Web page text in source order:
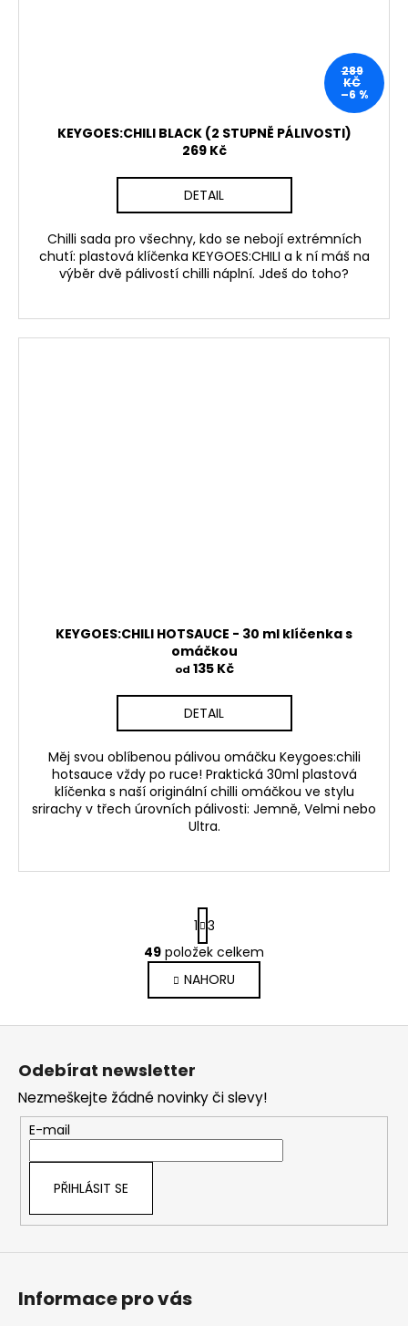
289
KČ
–6 %
KEYGOES:CHILI BLACK (2 STUPNĚ PÁLIVOSTI)
269 Kč
DETAIL
Chilli sada pro všechny, kdo se nebojí extrémních
chutí: plastová klíčenka KEYGOES:CHILI a k ní máš na
výběr dvě pálivostí chilli náplní. Jdeš do toho?
KEYGOES:CHILI HOTSAUCE - 30 ml klíčenka s
omáčkou
od 135 Kč
DETAIL
Měj svou oblíbenou pálivou omáčku Keygoes:chili
hotsauce vždy po ruce! Praktická 30ml plastová
klíčenka s naší originální chilli omáčkou ve stylu
srirachy v třech úrovních pálivosti: Jemně, Velmi nebo
Ultra.
O
v
l
á
í
p
r
v
v
S
t
r
á
n
k
o
í
1 3
49 položek celkem
NAHORU
Odebírat newsletter
Nezmeškejte žádné novinky či slevy!
E-mail
PŘIHLÁSIT SE
Informace pro vás